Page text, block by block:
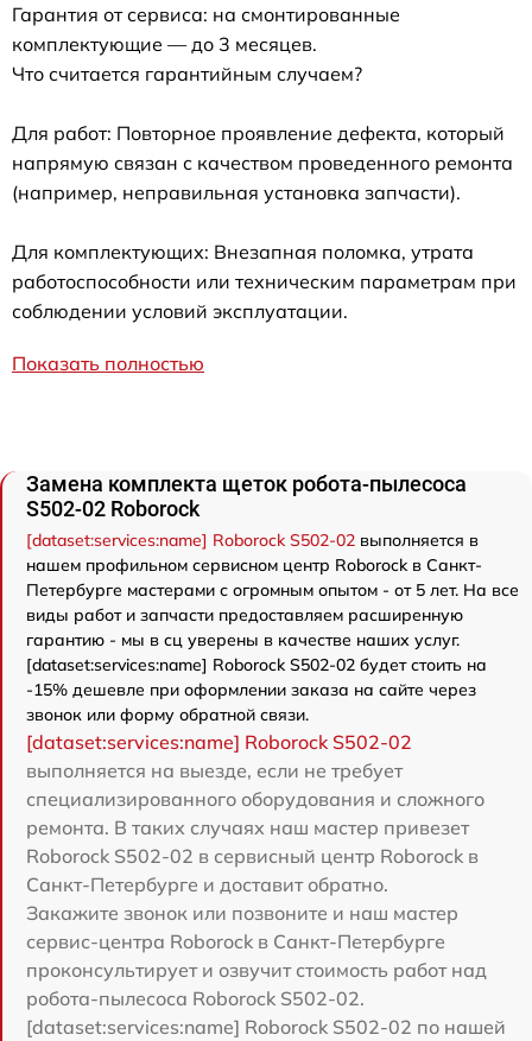
Гарантия от сервиса: на смонтированные
комплектующие — до 3 месяцев.
Что считается гарантийным случаем?
Для работ: Повторное проявление дефекта, который
напрямую связан с качеством проведенного ремонта
(например, неправильная установка запчасти).
Для комплектующих: Внезапная поломка, утрата
работоспособности или техническим параметрам при
соблюдении условий эксплуатации.
Показать полностью
Замена комплекта щеток робота-пылесоса
S502-02 Roborock
[dataset:services:name] Roborock S502-02 выполняется в
нашем профильном сервисном центр Roborock в Санкт-
Петербурге мастерами с огромным опытом - от 5 лет. На все
виды работ и запчасти предоставляем расширенную
гарантию - мы в сц уверены в качестве наших услуг.
[dataset:services:name] Roborock S502-02 будет стоить на
-15% дешевле при оформлении заказа на сайте через
звонок или форму обратной связи.
[dataset:services:name] Roborock S502-02
выполняется на выезде, если не требует
специализированного оборудования и сложного
ремонта. В таких случаях наш мастер привезет
Roborock S502-02 в сервисный центр Roborock в
Санкт-Петербурге и доставит обратно.
Закажите звонок или позвоните и наш мастер
сервис-центра Roborock в Санкт-Петербурге
проконсультирует и озвучит стоимость работ над
робота-пылесоса Roborock S502-02.
[dataset:services:name] Roborock S502-02 по нашей